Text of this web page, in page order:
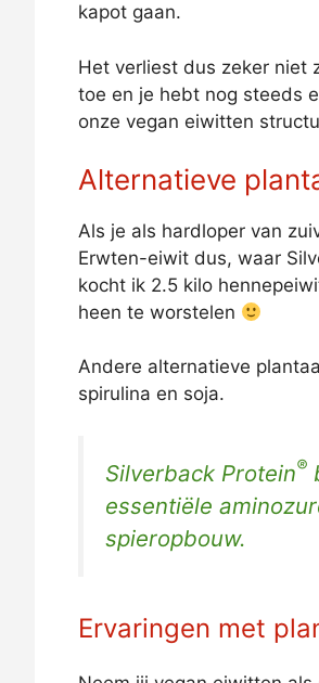
kapot gaan.
Het verliest dus zeker niet
toe en je hebt nog steeds
onze vegan eiwitten
Alternatieve
Als je als hardloper van
Erwten-eiwit dus, waar
kocht ik 2.5 kilo
heen te worstelen
Andere alternatieve
spirulina en soja.
Silverback Protein®
essentiële
spieropbouw.
Ervaringen met